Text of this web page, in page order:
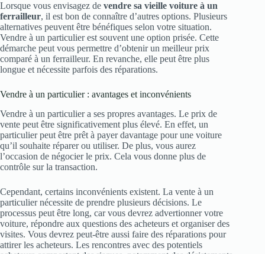
Lorsque vous envisagez de vendre sa vieille voiture à un
ferrailleur, il est bon de connaître d’autres options. Plusieurs
alternatives peuvent être bénéfiques selon votre situation.
Vendre à un particulier est souvent une option prisée. Cette
démarche peut vous permettre d’obtenir un meilleur prix
comparé à un ferrailleur. En revanche, elle peut être plus
longue et nécessite parfois des réparations.
Vendre à un particulier : avantages et inconvénients
Vendre à un particulier a ses propres avantages. Le prix de
vente peut être significativement plus élevé. En effet, un
particulier peut être prêt à payer davantage pour une voiture
qu’il souhaite réparer ou utiliser. De plus, vous aurez
l’occasion de négocier le prix. Cela vous donne plus de
contrôle sur la transaction.
Cependant, certains inconvénients existent. La vente à un
particulier nécessite de prendre plusieurs décisions. Le
processus peut être long, car vous devrez advertionner votre
voiture, répondre aux questions des acheteurs et organiser des
visites. Vous devrez peut-être aussi faire des réparations pour
attirer les acheteurs. Les rencontres avec des potentiels